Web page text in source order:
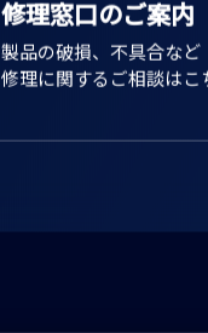
修理窓口のご案内
製品の破損、不具合など
修理に関するご相談はこ